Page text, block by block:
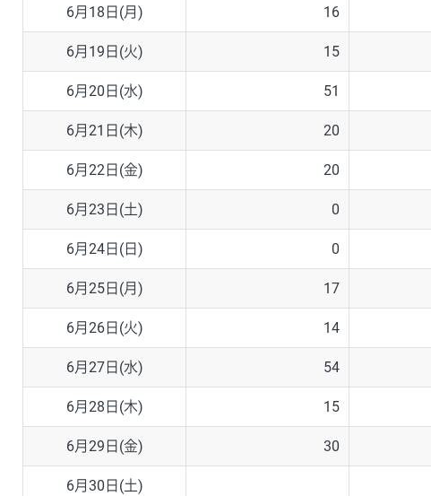
6月18日(月) 16
6月19日(火) 15
6月20日(水) 51
6月21日(木) 20
6月22日(金) 20
6月23日(土) 0
6月24日(日) 0
6月25日(月) 17
6月26日(火) 14
6月27日(水) 54
6月28日(木) 15
6月29日(金) 30
6月30日(土)